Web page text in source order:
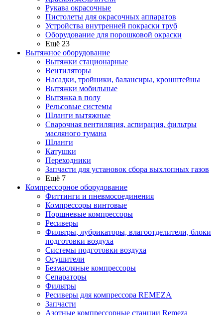
Рукава окрасочные
Пистолеты для окрасочных аппаратов
Устройства внутренней покраски труб
Оборудование для порошковой окраски
Ещё 23
Вытяжное оборудование
Вытяжки стационарные
Вентиляторы
Насадки, тройники, балансиры, кронштейны
Вытяжки мобильные
Вытяжка в полу
Рельсовые системы
Шланги вытяжные
Сварочная вентиляция, аспирация, фильтры
масляного тумана
Шланги
Катушки
Переходники
Запчасти для установок сбора выхлопных газов
Ещё 7
Компрессорное оборудование
Фиттинги и пневмосоединения
Компрессоры винтовые
Поршневые компрессоры
Ресиверы
Фильтры, лубрикаторы, влагоотделители, блоки
подготовки воздуха
Системы подготовки воздуха
Осушители
Безмасляные компрессоры
Сепараторы
Фильтры
Ресиверы для компрессора REMEZA
Запчасти
Азотные компрессорные станции Remeza